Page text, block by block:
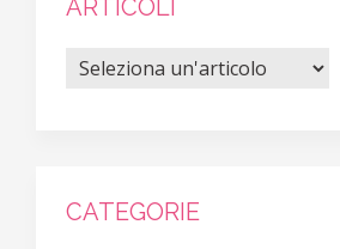
ARTICOLI
CATEGORIE